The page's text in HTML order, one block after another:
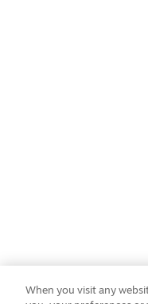
When you visit any